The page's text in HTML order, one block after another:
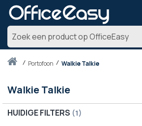
Thuisportofoon Walkie Talkie
Walkie Talkie
HUIDIGE FILTERS